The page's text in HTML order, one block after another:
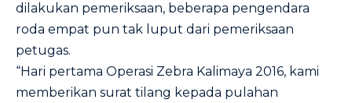
dilakukan pemeriksaan, beberapa pengendara
roda empat pun tak luput dari pemeriksaan
petugas.
“Hari pertama Operasi Zebra Kalimaya 2016, kami
memberikan surat tilang kepada pulahan